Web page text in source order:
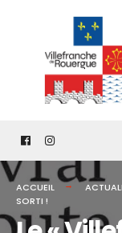
content
ACCUEIL
SORTI !